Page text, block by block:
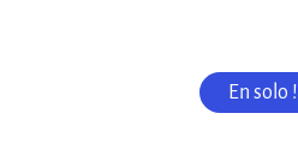
En solo !